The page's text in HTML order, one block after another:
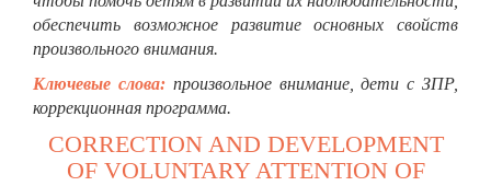
обеспечить возможное развитие основных свойств
произвольного внимания.
Ключевые слова:произвольное внимание, дети с ЗПР,
коррекционная программа.
CORRECTION AND DEVELOPMENT
OF VOLUNTARY ATTENTION OF